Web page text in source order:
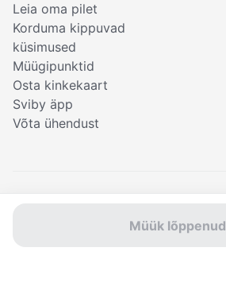
Müük lõppenud
Leia oma pilet
Korduma kippuvad
küsimused
Müügipunktid
Osta kinkekaart
Sviby äpp
Võta ühendust